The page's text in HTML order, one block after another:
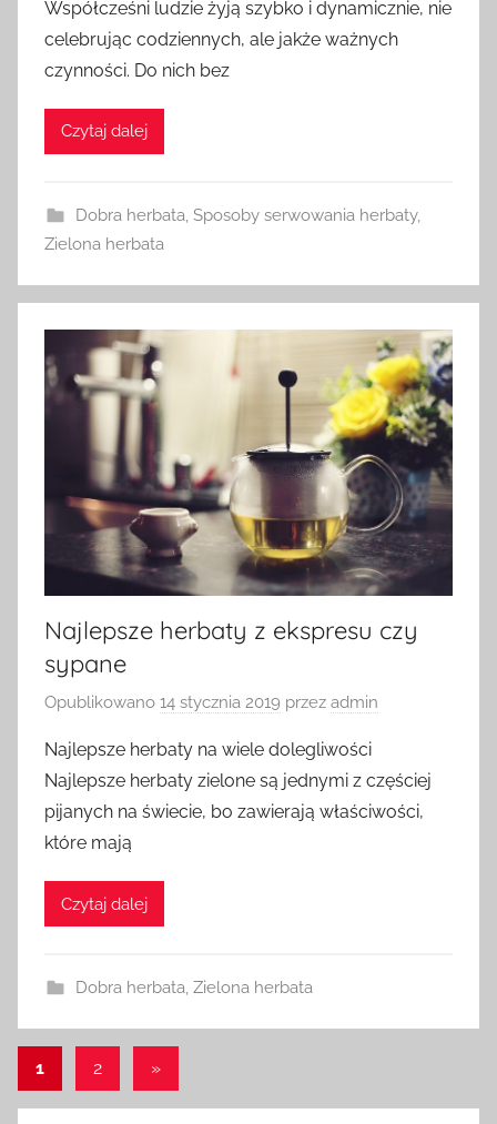
Współcześni ludzie żyją szybko i dynamicznie, nie
celebrując codziennych, ale jakże ważnych
czynności. Do nich bez
Czytaj dalej
Dobra herbata, Sposoby serwowania herbaty,
Zielona herbata
Najlepsze herbaty z ekspresu czy
sypane
Opublikowano 14 stycznia 2019 przez admin
Najlepsze herbaty na wiele dolegliwości
Najlepsze herbaty zielone są jednymi z częściej
pijanych na świecie, bo zawierają właściwości,
które mają
Czytaj dalej
Dobra herbata, Zielona herbata
Stronicowanie
wpisów
1 2
Następne
wpisy
»